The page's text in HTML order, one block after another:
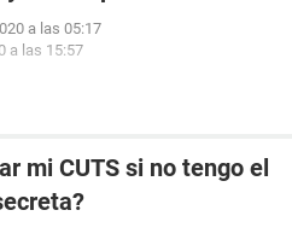
a las 05:17
a las 15:57
mi CUTS si no tengo el